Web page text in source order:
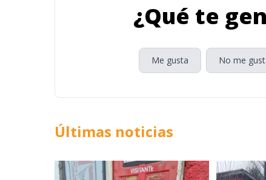
¿Qué te
Me gusta No me
Últimas noticias